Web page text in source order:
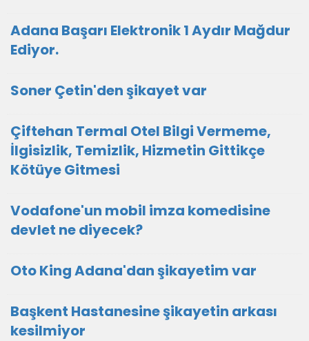
Adana Başarı Elektronik 1 Aydır Mağdur
Ediyor.
Soner Çetin'den şikayet var
Çiftehan Termal Otel Bilgi Vermeme,
İlgisizlik, Temizlik, Hizmetin Gittikçe
Kötüye Gitmesi
Vodafone'un mobil imza komedisine
devlet ne diyecek?
Oto King Adana'dan şikayetim var
Başkent Hastanesine şikayetin arkası
kesilmiyor